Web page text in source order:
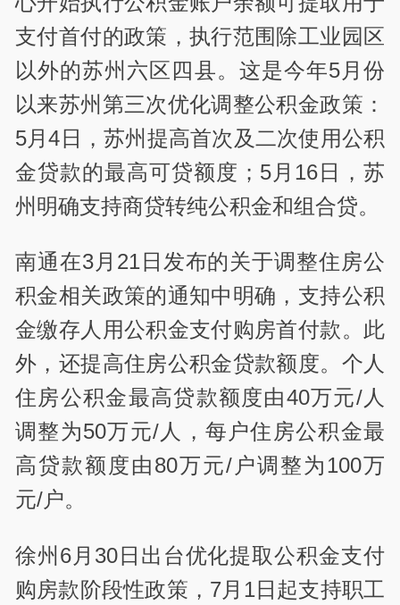
支付首付的政策，执行范围除工业园区
以外的苏州六区四县。这是今年5月份
以来苏州第三次优化调整公积金政策：
5月4日，苏州提高首次及二次使用公积
金贷款的最高可贷额度；5月16日，苏
州明确支持商贷转纯公积金和组合贷。
南通在3月21日发布的关于调整住房公
积金相关政策的通知中明确，支持公积
金缴存人用公积金支付购房首付款。此
外，还提高住房公积金贷款额度。个人
住房公积金最高贷款额度由40万元/人
调整为50万元/人，每户住房公积金最
高贷款额度由80万元/户调整为100万
元/户。
徐州6月30日出台优化提取公积金支付
购房款阶段性政策，7月1日起支持职工